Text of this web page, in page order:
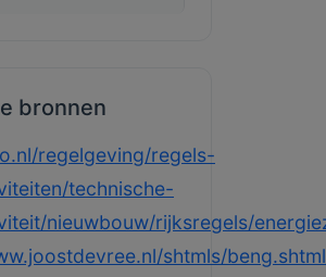
bronnen
regelgeving/regels-
technische-
nieuwbouw/rijksregels/
shtmls/beng.shtml